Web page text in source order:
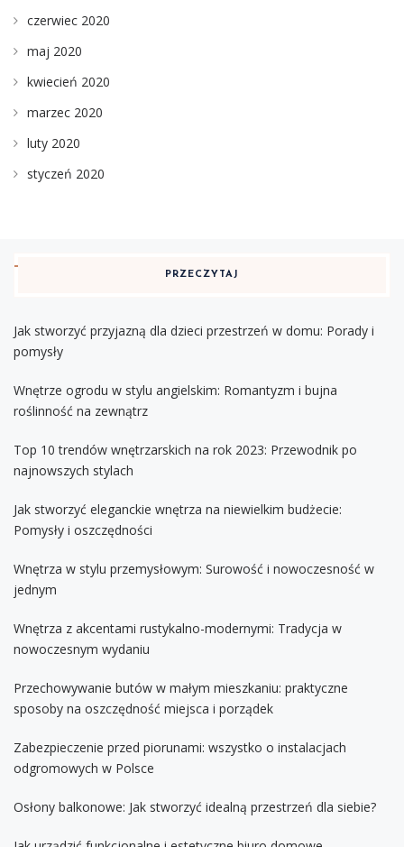
czerwiec 2020
maj 2020
kwiecień 2020
marzec 2020
luty 2020
styczeń 2020
PRZECZYTAJ
Jak stworzyć przyjazną dla dzieci przestrzeń w domu: Porady i
pomysły
Wnętrze ogrodu w stylu angielskim: Romantyzm i bujna
roślinność na zewnątrz
Top 10 trendów wnętrzarskich na rok 2023: Przewodnik po
najnowszych stylach
Jak stworzyć eleganckie wnętrza na niewielkim budżecie:
Pomysły i oszczędności
Wnętrza w stylu przemysłowym: Surowość i nowoczesność w
jednym
Wnętrza z akcentami rustykalno-modernymi: Tradycja w
nowoczesnym wydaniu
Przechowywanie butów w małym mieszkaniu: praktyczne
sposoby na oszczędność miejsca i porządek
Zabezpieczenie przed piorunami: wszystko o instalacjach
odgromowych w Polsce
Osłony balkonowe: Jak stworzyć idealną przestrzeń dla siebie?